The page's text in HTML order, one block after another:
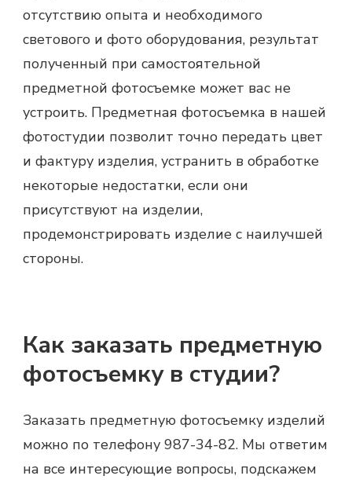
отсутствию опыта и необходимого
светового и фото оборудования, результат
полученный при самостоятельной
предметной фотосъемке может вас не
устроить. Предметная фотосъемка в нашей
фотостудии позволит точно передать цвет
и фактуру изделия, устранить в обработке
некоторые недостатки, если они
присутствуют на изделии,
продемонстрировать изделие с наилучшей
стороны.
Как заказать предметную
фотосъемку в студии?
Заказать предметную фотосъемку изделий
можно по телефону 987-34-82. Мы ответим
на все интересующие вопросы, подскажем